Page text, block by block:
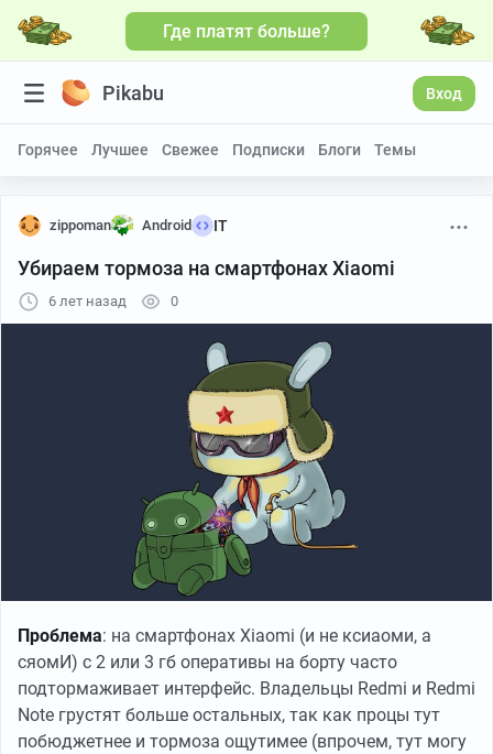
Где платят больше?
Pikabu Вход
Горячее Лучшее Свежее Подписки Блоги Темы
zippoman Android IT
Убираем тормоза на смартфонах Xiaomi
6 лет назад 0
Проблема: на смартфонах Xiaomi (и не ксиаоми, а
сяомИ) с 2 или 3 гб оперативы на борту часто
подтормаживает интерфейс. Владельцы Redmi и Redmi
Note грустят больше остальных, так как процы тут
побюджетнее и тормоза ощутимее (впрочем, тут могу